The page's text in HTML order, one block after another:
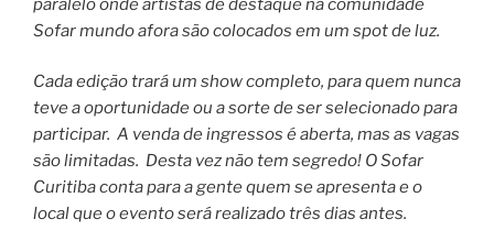
paralelo onde artistas de destaque na comunidade
Sofar mundo afora são colocados em um spot de luz.
Cada edição trará um show completo, para quem nunca
teve a oportunidade ou a sorte de ser selecionado para
participar. A venda de ingressos é aberta, mas as vagas
são limitadas. Desta vez não tem segredo! O Sofar
Curitiba conta para a gente quem se apresenta e o
local que o evento será realizado três dias antes.